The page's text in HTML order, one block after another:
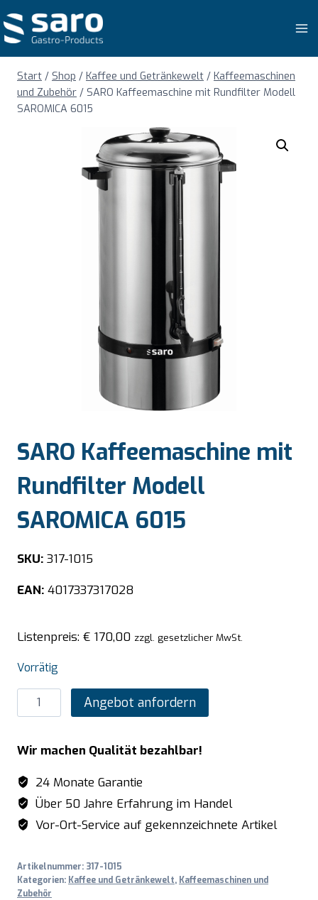
Inhalt
springen
Start / Shop / Kaffee und Getränkewelt / Kaffeemaschinen
und Zubehör / SARO Kaffeemaschine mit Rundfilter Modell
SAROMICA 6015
SARO Kaffeemaschine mit
Rundfilter Modell
SAROMICA 6015
SKU: 317-1015
EAN: 4017337317028
Listenpreis: € 170,00 zzgl. gesetzlicher MwSt.
Vorrätig
SARO
Kaffeemaschine
Rundfilter
Modell
SAROMICA
6015
Menge
Angebot anfordern
Wir machen Qualität bezahlbar!
24 Monate Garantie
Über 50 Jahre Erfahrung im Handel
Vor-Ort-Service auf gekennzeichnete Artikel
Artikelnummer: 317-1015
Kategorien: Kaffee und Getränkewelt, Kaffeemaschinen und
Zubehör